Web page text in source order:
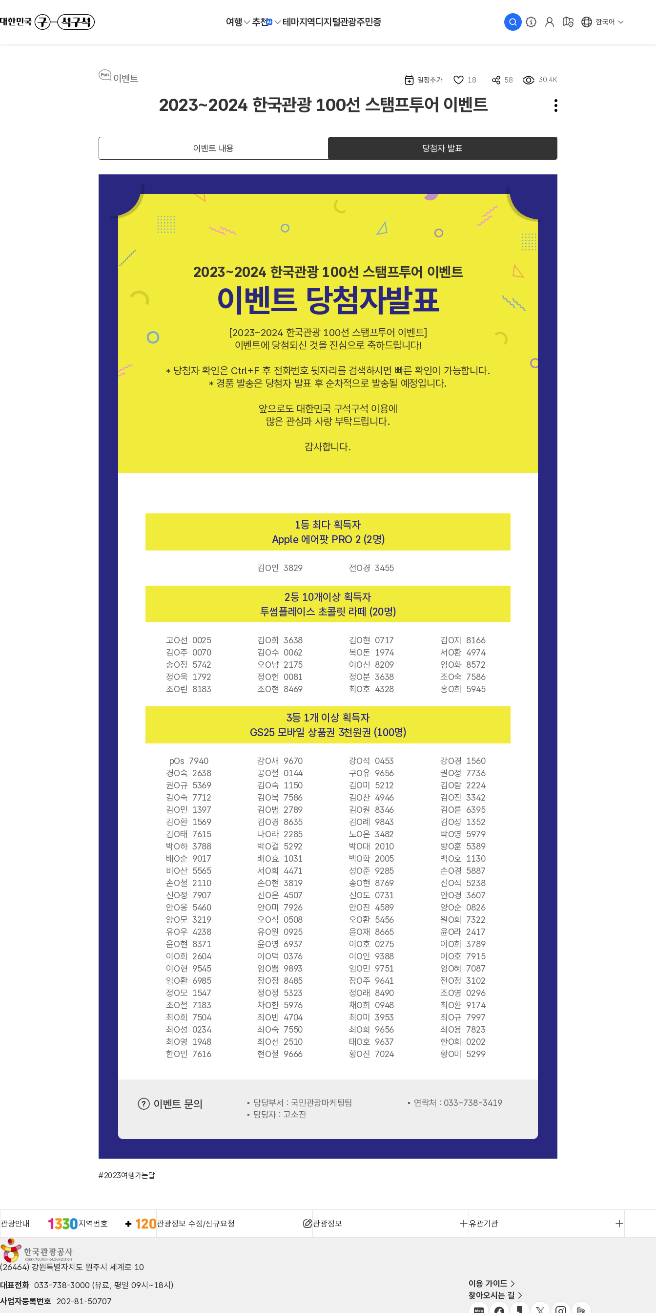
여행 추천 테마지역디지털관광주민증 한국어
일정추가 18 58 30.4K
이벤트
2023~2024 한국관광 100선 스탬프투어 이벤트
이벤트 내용 당첨자 발표
2023~2024 한국관광 100선 스탬프투어 이벤트
이벤트 당첨자발표
[2023~2024 한국관광 100선 스탬프투어 이벤트]
이벤트에 당첨되신 것을 진심으로 축하드립니다!
* 당첨자 확인은 Ctrl+F 후 전화번호 뒷자리를 검색하시면 빠른 확인이 가능합니다.
* 경품 발송은 당첨자 발표 후 순차적으로 발송될 예정입니다.
앞으로도 대한민국 구석구석 이용에
많은 관심과 사랑 부탁드립니다.
감사합니다.
1등 최다 획득자
Apple 에어팟 PRO 2 (2명)
김O인 3829 전O경 3455
2등 10개이상 획득자
투썸플레이스 초콜릿 라떼 (20명)
고O선 0025 김O희 3638 김O현 0717 김O지 8166
김O주 0070 김O수 0062 복O돈 1974 서O환 4974
송O정 5742 오O남 2175 이O신 8209 임O화 8572
정O욱 1792 정O헌 0081 정O분 3638 조O숙 7586
조O린 8183 조O현 8469 최O호 4328 홍O희 5945
3등 1개 이상 획득자
GS25 모바일 상품권 3천원권 (100명)
pOs 7940 감O새 9670 강O석 0453 강O경
1560
경O숙 2638 공O철 0144 구O유 9656 권O정 7736
권O규 5369 김O숙 1150 김O미 5212 김O람 2224
김O숙 7712 김O복 7586 김O찬 4946 김O진 3342
김O민
1397 김O범 2789 김O원 8346 김O륜 6395
김O환 1569 김O경 8635 김O례 9843 김O성
1352
김O태
7615 나O라 2285 노O은 3482 박O영 5979
박O하 3788 박O걸 5292 박O대 2010 방O훈 5389
배O순 9017 배O효 1031 백O학 2005 백O호 1130
비O산 5565 서O희 4471 성O준 9285 손O경 5887
손O철 2110 손O현 3819 송O현 8769 신O석 5238
신O정 7907 신O은 4507 신O도 0731 안O경 3607
안O웅 5460 안O미 7926 안O진 4589 양O순 0826
양O모 3219 오O식 0508 오O환 5456 원O희
7322
유O우 4238 유O원 0925 윤O재 8665 윤O라 2417
윤O현 8371 윤O영 6937 이O호 0275 이O희
3789
이O희
2604 이O덕 0376 이O인 9388 이O호 7915
이O현 9545 임O쁨 9893 임O민 9751 임O혜
7087
임O환 6985 장O정 8485 장O주 9641 전O정 3102
정O모 1547 정O정 5323 정O래 8490 조O영 0296
조O철 7183 차O한 5976 채O희 0948 최O환 9174
최O희
7504 최O빈 4704 최O미 3953 최O규 7997
최O성 0234 최O숙 7550 최O희 9656 최O용 7823
최O영
1948 최O선 2510 태O호 9637 한O희
0202
한O민 7616 현O철 9666 황O진 7024 황O미 5299
이벤트 문의 담당부서 : 국민관광마케팅팀
연락처 : 033-738-3419
담당자 : 고소진
#2023여행가는달
관광안내 지역번호 관광정보 수정/신규요청 관광정보 유관기관
(26464) 강원특별자치도 원주시 세계로 10
대표전화 033-738-3000 (유료, 평일 09시~18시)
사업자등록번호 202-81-50707
이용 가이드
찾아오시는 길